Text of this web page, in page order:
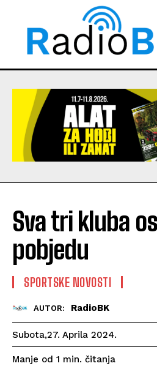
Sva tri kluba
pobjedu
SPORTSKE NOVOSTI
AUTOR: RadioBK
Subota,27. Aprila 2024.
Manje od 1 min. čitanja